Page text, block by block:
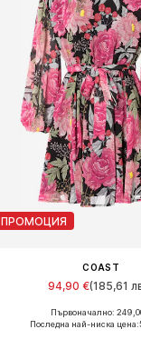
ПРОМОЦИЯ
COAST
94,90 €(185,61
Налични размери: 36, 38,
Първоначално:
Последна най-ниска цена: